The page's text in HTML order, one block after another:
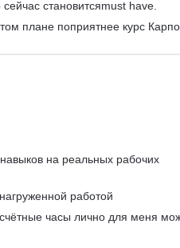
становитсяmust have.
плане поприятнее курс
на реальных рабочих
работой
часы лично для меня